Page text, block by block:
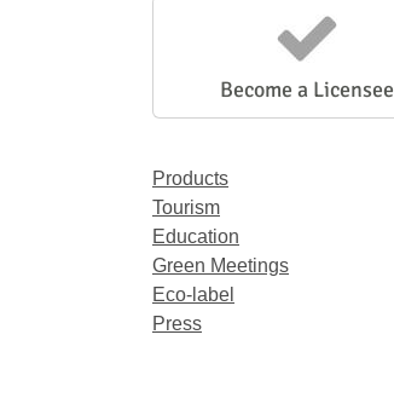
Become a Licensee
Products
Tourism
Education
Green Meetings
Eco-label
Press